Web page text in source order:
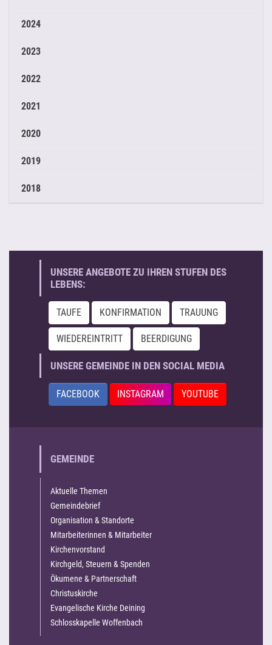
2024
2023
2022
2021
2020
2019
2018
UNSERE ANGEBOTE ZU IHREN STUFEN DES
LEBENS:
TAUFE KONFIRMATION TRAUUNG
WIEDEREINTRITT BEERDIGUNG
UNSERE GEMEINDE IN DEN SOCIAL MEDIA
FACEBOOK INSTAGRAM YOUTUBE
GEMEINDE
Aktuelle Themen
Gemeindebrief
Organisation & Standorte
Mitarbeiterinnen & Mitarbeiter
Kirchenvorstand
Kirchgeld, Steuern & Spenden
Ökumene & Partnerschaft
Christuskirche
Evangelische Kirche Deining
Schlosskapelle Woffenbach